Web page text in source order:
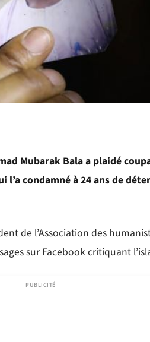
Mubarak Bala a plaidé
condamné à 24 ans de
de l’Association des
sur Facebook critiquant